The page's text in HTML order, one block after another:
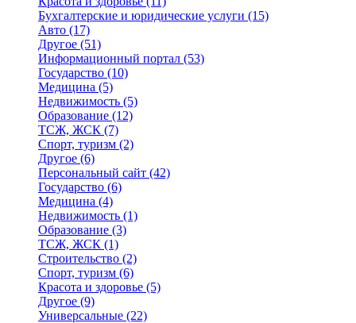
Бухгалтерские и юридические услуги (15)
Авто (17)
Другое (51)
Информационный портал (53)
Государство (10)
Медицина (5)
Недвижимость (5)
Образование (12)
ТСЖ, ЖСК (7)
Спорт, туризм (2)
Другое (6)
Персональный сайт (42)
Государство (6)
Медицина (4)
Недвижимость (1)
Образование (3)
ТСЖ, ЖСК (1)
Строительство (2)
Спорт, туризм (6)
Красота и здоровье (5)
Другое (9)
Универсальные (22)